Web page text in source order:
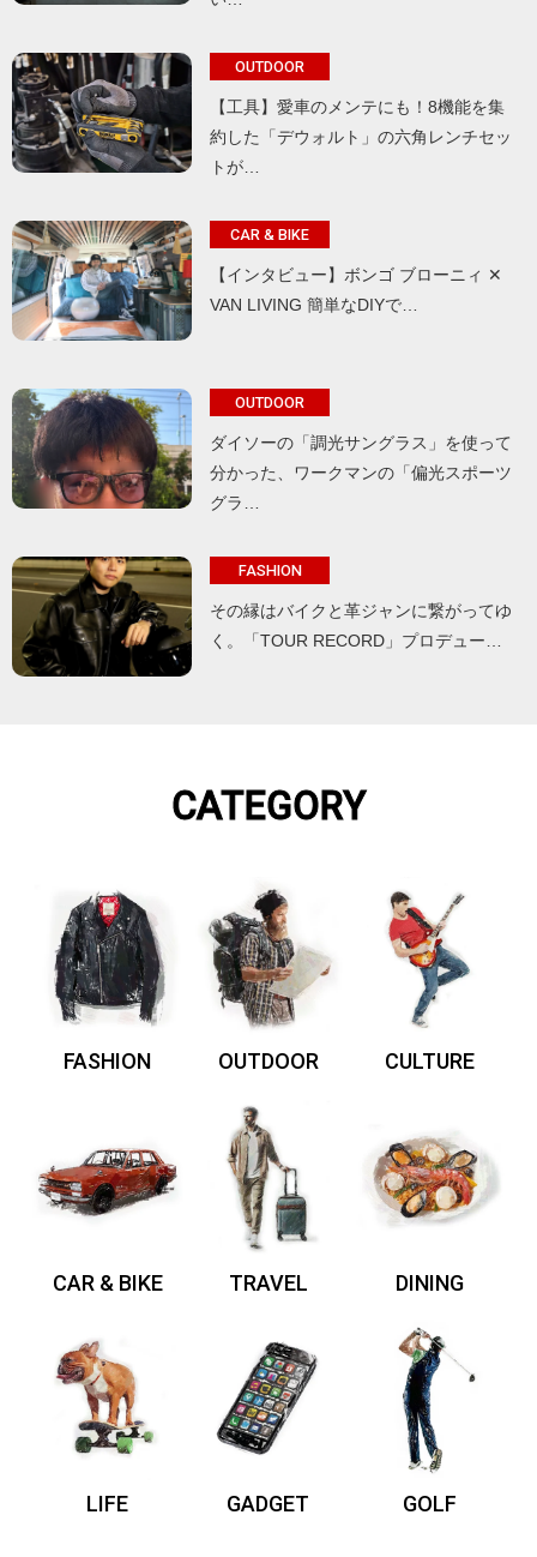
OUTDOOR
【工具】愛車のメンテにも！8機能を集
約した「デウォルト」の六角レンチセッ
トが…
CAR & BIKE
【インタビュー】ボンゴ ブローニィ ✕
VAN LIVING 簡単なDIYで…
OUTDOOR
ダイソーの「調光サングラス」を使って
分かった、ワークマンの「偏光スポーツ
グラ…
FASHION
その縁はバイクと革ジャンに繋がってゆ
く。「TOUR RECORD」プロデュー…
CATEGORY
FASHION OUTDOOR CULTURE
CAR & BIKE TRAVEL DINING
LIFE GADGET GOLF